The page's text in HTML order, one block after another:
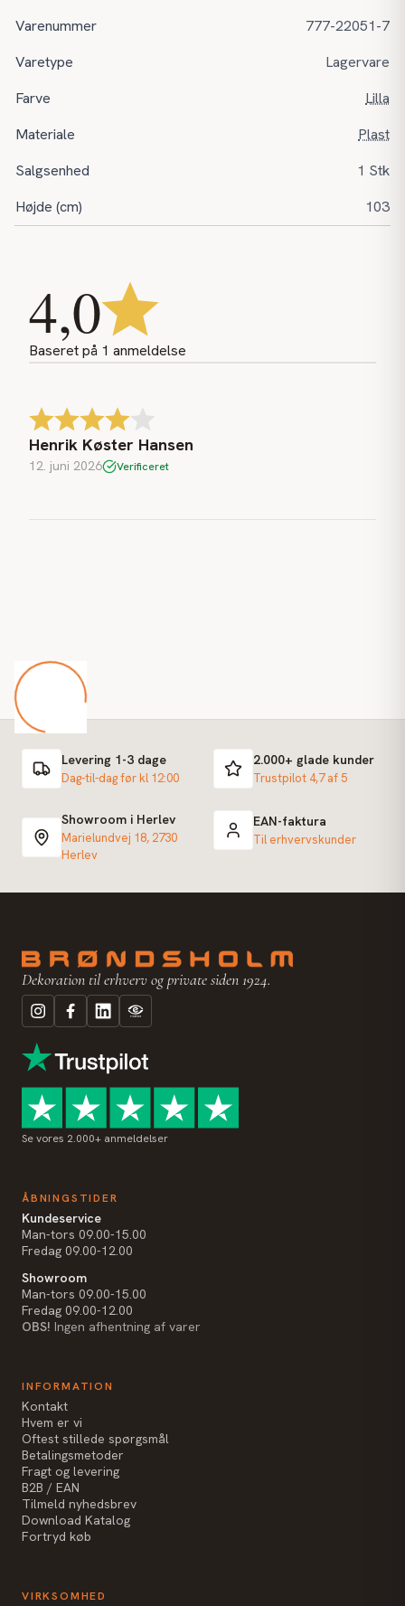
Varenummer
777-22051-7
Varetype
Lagervare
Farve
Lilla
Materiale
Plast
Salgsenhed
1 Stk
Højde (cm)
103
4,0
Baseret på 1 anmeldelse
Henrik Køster Hansen
12. juni 2026 Verificeret
Levering 1-3 dage
Dag-til-dag før kl 12:00
2.000+ glade kunder
Trustpilot 4,7 af 5
Showroom i Herlev
Marielundvej 18, 2730
Herlev
EAN-faktura
Til erhvervskunder
Dekoration til erhverv og private siden 1924.
Se vores 2.000+ anmeldelser
ÅBNINGSTIDER
Kundeservice
Man-tors 09.00-15.00
Fredag 09.00-12.00
Showroom
Man-tors 09.00-15.00
Fredag 09.00-12.00
OBS! Ingen afhentning af varer
INFORMATION
Kontakt
Hvem er vi
Oftest stillede spørgsmål
Betalingsmetoder
Fragt og levering
B2B / EAN
Tilmeld nyhedsbrev
Download Katalog
Fortryd køb
VIRKSOMHED